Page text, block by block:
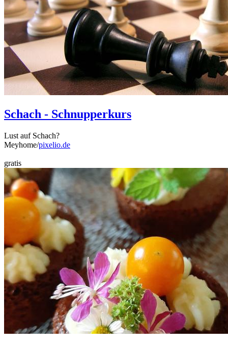
Schach - Schnupperkurs
Lust auf Schach?
Meyhome/pixelio.de
gratis